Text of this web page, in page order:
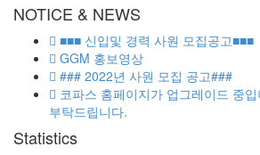
NOTICE & NEWS
■■■ 신입및 경력 사원 모집공고■■■
GGM 홍보영상
### 2022년 사원 모집 공고###
코파스 홈페이지가 업그레이드 중
부탁드립니다.
Statistics